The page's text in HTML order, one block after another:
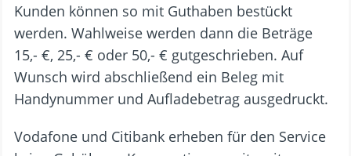
Kunden können so mit Guthaben bestückt
werden. Wahlweise werden dann die Beträge
15,- €, 25,- € oder 50,- € gutgeschrieben. Auf
Wunsch wird abschließend ein Beleg mit
Handynummer und Aufladebetrag ausgedruckt.
Vodafone und Citibank erheben für den Service